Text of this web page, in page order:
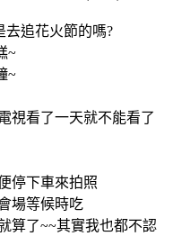
去追花火節的嗎?
~
~
視看了一天就不能看了
停下車來拍照
場等候時吃
算了~~其實我也都不認